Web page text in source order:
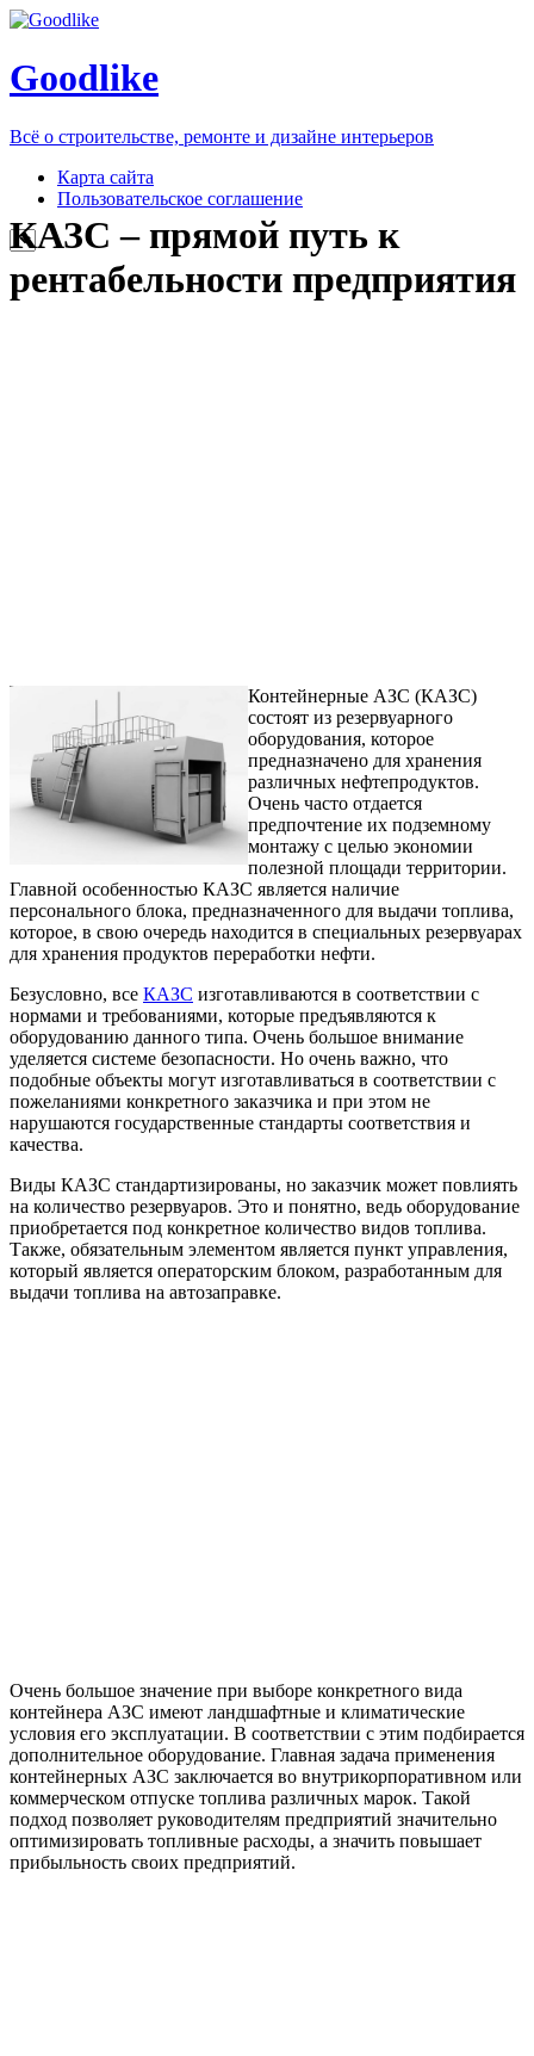
Goodlike
Всё о строительстве, ремонте и дизайне интерьеров
Карта сайта
Пользовательское соглашение
КАЗС – прямой путь к
рентабельности предприятия
Контейнерные АЗС (КАЗС)
состоят из резервуарного
оборудования, которое
предназначено для хранения
различных нефтепродуктов.
Очень часто отдается
предпочтение их подземному
монтажу с целью экономии
полезной площади территории.
Главной особенностью КАЗС является наличие
персонального блока, предназначенного для выдачи топлива,
которое, в свою очередь находится в специальных резервуарах
для хранения продуктов переработки нефти.
Безусловно, все КАЗС изготавливаются в соответствии с
нормами и требованиями, которые предъявляются к
оборудованию данного типа. Очень большое внимание
уделяется системе безопасности. Но очень важно, что
подобные объекты могут изготавливаться в соответствии с
пожеланиями конкретного заказчика и при этом не
нарушаются государственные стандарты соответствия и
качества.
Виды КАЗС стандартизированы, но заказчик может повлиять
на количество резервуаров. Это и понятно, ведь оборудование
приобретается под конкретное количество видов топлива.
Также, обязательным элементом является пункт управления,
который является операторским блоком, разработанным для
выдачи топлива на автозаправке.
Очень большое значение при выборе конкретного вида
контейнера АЗС имеют ландшафтные и климатические
условия его эксплуатации. В соответствии с этим подбирается
дополнительное оборудование. Главная задача применения
контейнерных АЗС заключается во внутрикорпоративном или
коммерческом отпуске топлива различных марок. Такой
подход позволяет руководителям предприятий значительно
оптимизировать топливные расходы, а значить повышает
прибыльность своих предприятий.